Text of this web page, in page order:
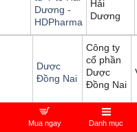
Dương -
HDPharma
Hải
Dương
Dược
Đồng Nai
Công ty
cổ phần
Dược
Đồng Nai
Mua ngay Danh mục